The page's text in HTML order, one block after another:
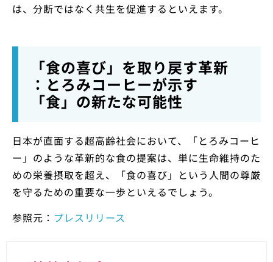
は、分断ではなく共生を促進するといえます。
「食の喜び」を取り戻す革新
：とろみコーヒーが示す
「食」の新たな可能性
日本が直面する超高齢社会において、「とろみコーヒ
ー」のような革新的な食の提案は、単に生命維持のた
めの栄養摂取を超え、「食の喜び」という人間の尊厳
を守るための重要な一歩といえるでしょう。
参照元： プレスリリース